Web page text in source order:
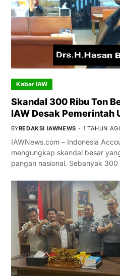
Kabar IAW
Skandal 300 Ribu Ton
IAW Desak Pemerintah
BYREDAKSI IAWNEWS 1 TAHUN
IAWNews.com – Indonesia
mengungkap skandal besar
pangan nasional. Sebanyak